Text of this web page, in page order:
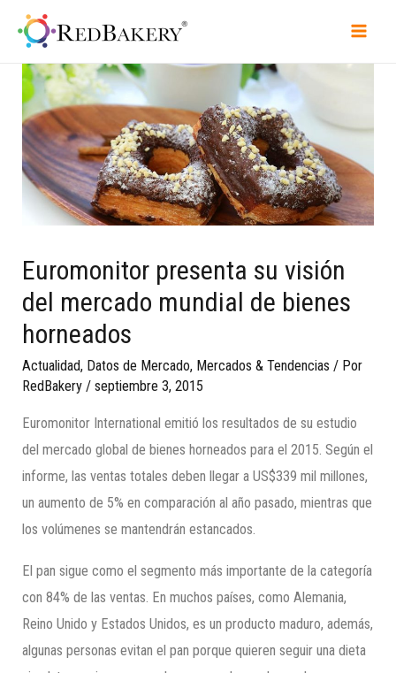
Euromonitor presenta su visión
del mercado mundial de bienes
horneados
Actualidad, Datos de Mercado, Mercados & Tendencias / Por
RedBakery /septiembre 3, 2015
Euromonitor International emitió los resultados de su estudio
del mercado global de bienes horneados para el 2015. Según el
informe, las ventas totales deben llegar a US$339 mil millones,
un aumento de 5% en comparación al año pasado, mientras que
los volúmenes se mantendrán estancados.
El pan sigue como el segmento más importante de la categoría
con 84% de las ventas. En muchos países, como Alemania,
Reino Unido y Estados Unidos, es un producto maduro, además,
algunas personas evitan el pan porque quieren seguir una dieta